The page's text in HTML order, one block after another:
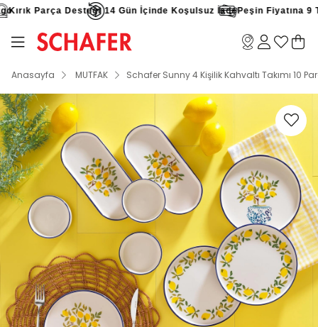
Parça Desteği 14 Gün İçinde Koşulsuz İadePeşin Fiyatına 9
Anasayfa MUTFAK Schafer Sunny 4 Kişilik Kahvaltı Takımı 10